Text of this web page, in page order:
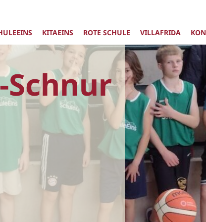
KITAEINS ROTE SCHULE VILLAFRIDA